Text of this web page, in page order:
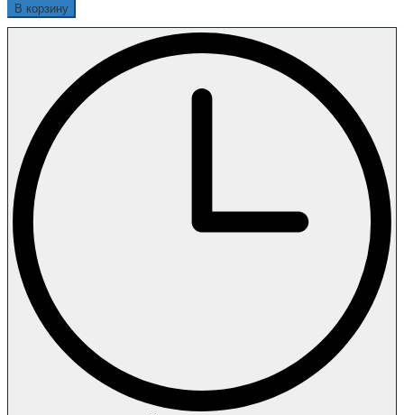
В корзину